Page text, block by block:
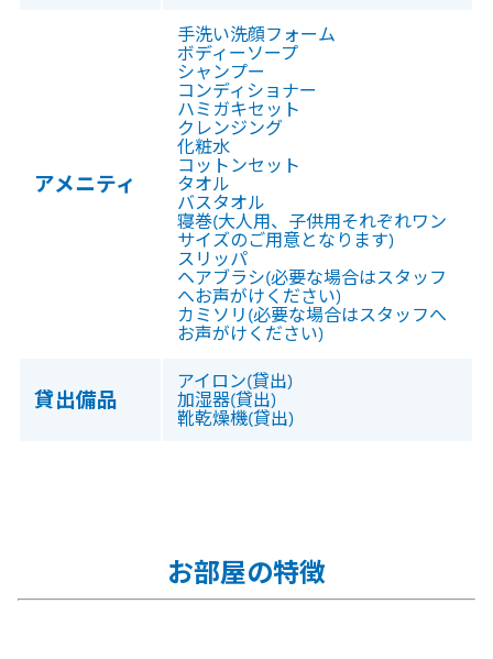
アメニティ
手洗い洗顔フォーム
ボディーソープ
シャンプー
コンディショナー
ハミガキセット
クレンジング
化粧水
コットンセット
タオル
バスタオル
寝巻(大人用、子供用それぞれワン
サイズのご用意となります)
スリッパ
ヘアブラシ(必要な場合はスタッフ
へお声がけください)
カミソリ(必要な場合はスタッフへ
お声がけください)
貸出備品
アイロン(貸出)
加湿器(貸出)
靴乾燥機(貸出)
お部屋の特徴